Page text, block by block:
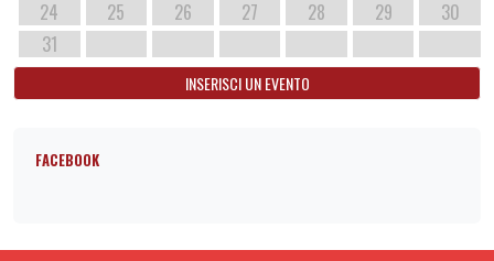
24
25 26 27 28 29
30
31
INSERISCI UN EVENTO
FACEBOOK